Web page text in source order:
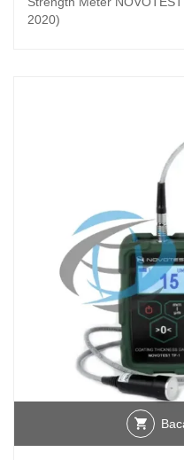
2020)